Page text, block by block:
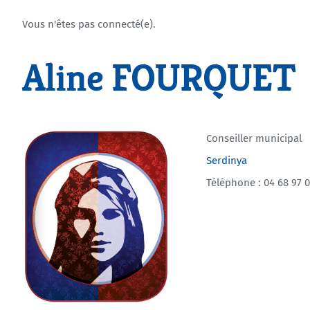
Vous n'êtes pas connecté(e).
Aline FOURQUET
Conseiller municipal
Serdinya
Téléphone : 04 68 97